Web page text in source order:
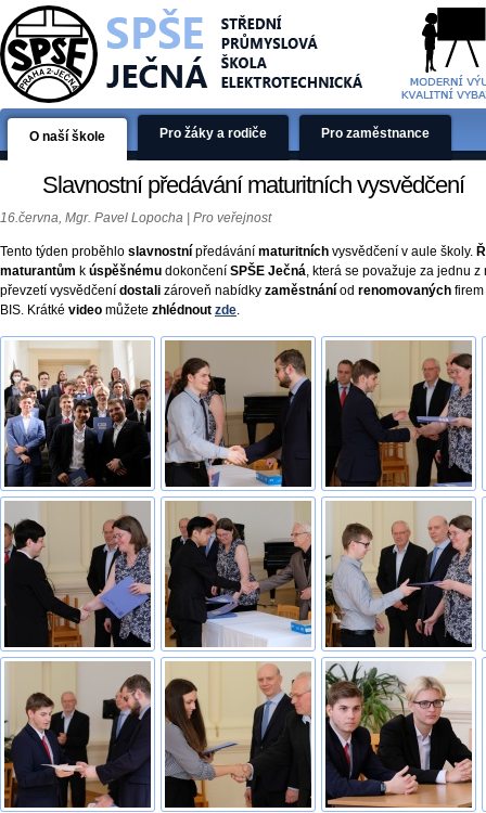
O naší škole Pro žáky a rodiče Pro zaměstnance
Slavnostní předávání maturitních vysvědčení
16.června, Mgr. Pavel Lopocha | Pro veřejnost
Tento týden proběhlo slavnostní předávání maturitních vysvědčení v aule školy.
maturantům k úspěšnému dokončení SPŠE Ječná, která se považuje za jednu
převzetí vysvědčení dostali zároveň nabídky zaměstnání od renomovaných
BIS. Krátké video můžete zhlédnout zde.